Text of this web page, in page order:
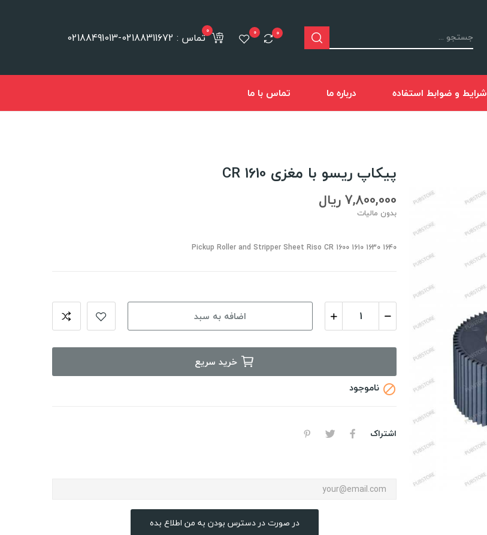
0
0 تماس : 02188311672-021884910130
شرایط و ضوابط استفاده درباره ما تماس با ما
پیکاپ ریسو با مغزی CR 1610
7,800,000 ریال
بدون مالیات
Pickup Roller and Stripper Sheet Riso CR 1600 1610 1630 1640
اضافه به سبد
خرید سریع
 ناموجود
اشتراک
در صورت در دسترس بودن به من اطلاع بده